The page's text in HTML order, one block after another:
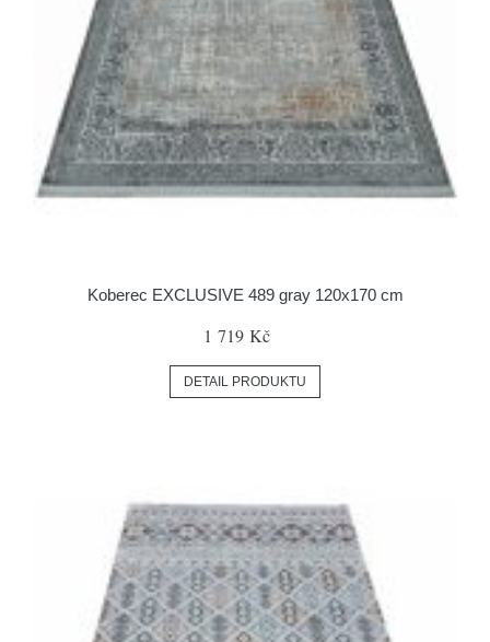
Koberec EXCLUSIVE 489 gray 120x170 cm
1 719 Kč
DETAIL PRODUKTU